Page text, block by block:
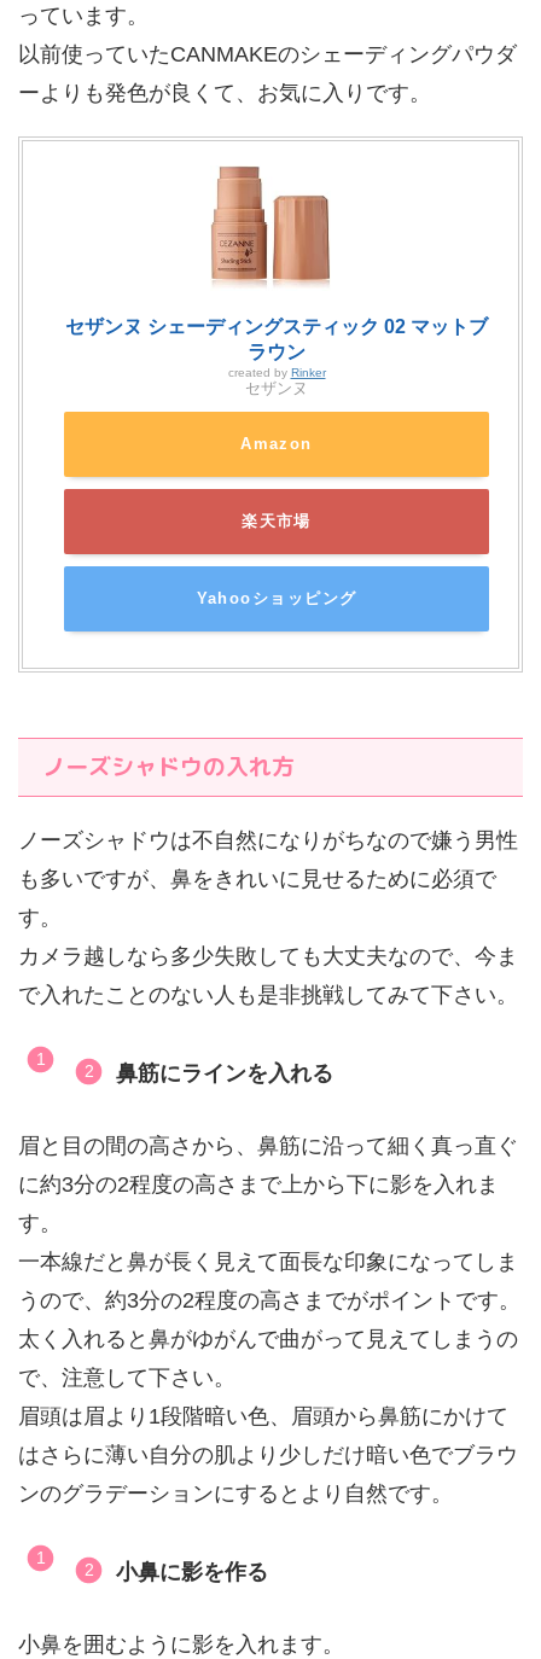
っています。
以前使っていたCANMAKEのシェーディングパウダ
ーよりも発色が良くて、お気に入りです。
セザンヌ シェーディングスティック 02 マットブ
ラウン
created by Rinker
セザンヌ
Amazon
楽天市場
Yahooショッピング
ノーズシャドウの入れ方
ノーズシャドウは不自然になりがちなので嫌う男性
も多いですが、鼻をきれいに見せるために必須で
す。
カメラ越しなら多少失敗しても大丈夫なので、今ま
で入れたことのない人も是非挑戦してみて下さい。
鼻筋にラインを入れる
眉と目の間の高さから、鼻筋に沿って細く真っ直ぐ
に約3分の2程度の高さまで上から下に影を入れま
す。
一本線だと鼻が長く見えて面長な印象になってしま
うので、約3分の2程度の高さまでがポイントです。
太く入れると鼻がゆがんで曲がって見えてしまうの
で、注意して下さい。
眉頭は眉より1段階暗い色、眉頭から鼻筋にかけて
はさらに薄い自分の肌より少しだけ暗い色でブラウ
ンのグラデーションにするとより自然です。
小鼻に影を作る
小鼻を囲むように影を入れます。